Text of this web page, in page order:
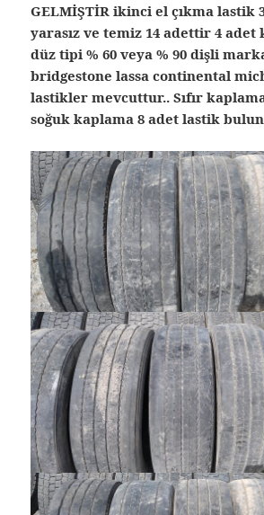
GELMİŞTİR ikinci el çıkma lastik
yarasız ve temiz 14 adettir 4
düz tipi % 60 veya % 90 dişli
bridgestone lassa continental
lastikler mevcuttur.. Sıfır kaplama
soğuk kaplama 8 adet lastik